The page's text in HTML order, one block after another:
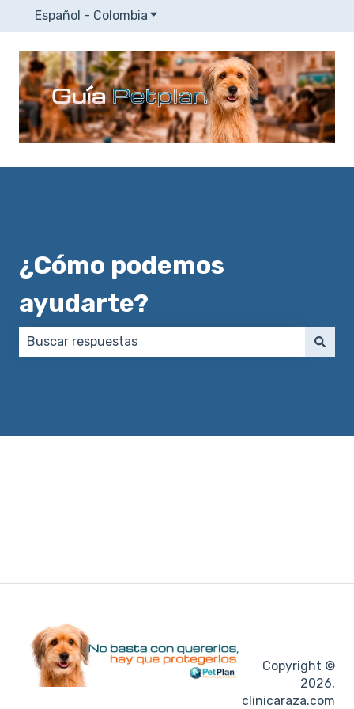
Español - Colombia Traducciones de Mostrar
¿Cómo podemos
ayudarte?
Copyright ©
2026,
clinicaraza.com